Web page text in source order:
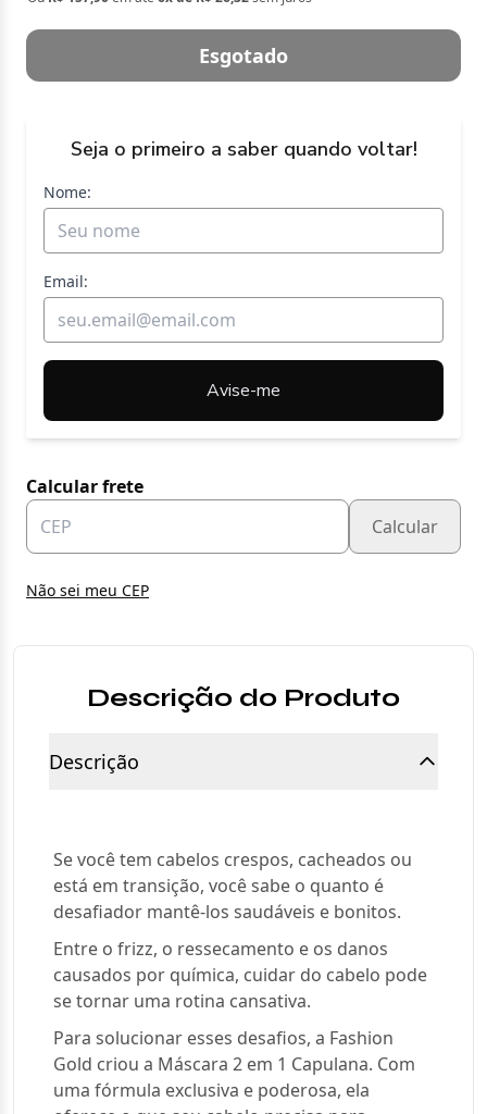
Esgotado
Seja o primeiro a saber quando voltar!
Nome:
Email:
Avise-me
Calcular frete
Calcular
Não sei meu CEP
Descrição do Produto
Descrição
Se você tem cabelos crespos, cacheados ou
está em transição, você sabe o quanto é
desafiador mantê-los saudáveis e bonitos.
Entre o frizz, o ressecamento e os danos
causados por química, cuidar do cabelo pode
se tornar uma rotina cansativa.
Para solucionar esses desafios, a Fashion
Gold criou a Máscara 2 em 1 Capulana. Com
uma fórmula exclusiva e poderosa, ela